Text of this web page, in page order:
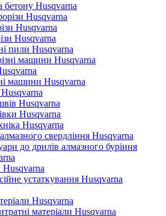
бетону Husqvarna
Husqvarna
Husqvarna
Husqvarna
пили Husqvarna
машини Husqvarna
машини Husqvarna
Husqvarna
Husqvarna
Husqvarna
свердління Husqvarna
до дрилів алмазного буріння
устаткування Husqvarna
Husqvarna
матеріали Husqvarna